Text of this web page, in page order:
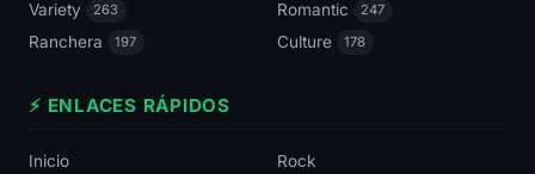
Variety 263 Romantic 247
Ranchera 197 Culture 178
⚡ ENLACES RÁPIDOS
Inicio
Rock